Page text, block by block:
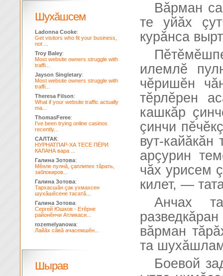
Вăрман
те уйăх
курăнса
илемлĕ
чĕришĕн
тĕрлĕрен
кашкăр
çинчи
вут-кайăкăн
арçурин
чăх урисем
килет, —
Анчах
вăрман
та
Боевой
Шухăшсем
Ladonna Cooke:
Get visitors who fit your business,
not ...
Troy Baley:
Most website owners struggle with
traffi...
Jayson Singletary:
Most website owners struggle with
traffi...
Theresa Filson:
What if your website traffic actually
ma...
ThomasFeree:
I've been trying online casinos
recently...
САЛТАК:
НУРНАТПАР-ХА ТЕСЕ ПЁРИ
КАЛАНА вара ...
Галина Зотова:
Мĕнле пулнă, çаплипех тăрать,
заблокиров...
Галина Зотова:
Тархасшăн çак ухмахсен
шухăшĕсене тасатă...
Галина Зотова:
Сергей Юшков - Етĕрне
районĕнчи Атликаси...
rozemelyanowa:
Лайăх сăвă ачасемшĕн...
Шырав